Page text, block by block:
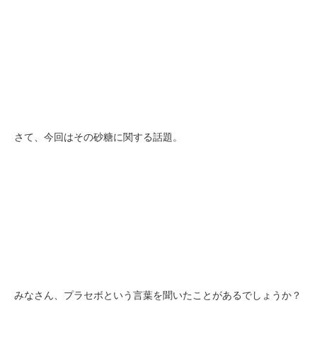
さて、今回はその砂糖に関する話題。
みなさん、プラセボという言葉を聞いたことがあるでしょうか？